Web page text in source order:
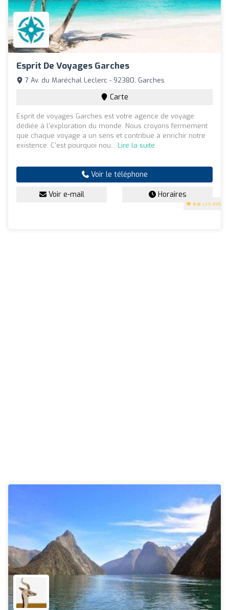
Esprit De Voyages Garches
4.6 (35 avis)
7 Av. du Maréchal Leclerc - 92380, Garches
Carte
Esprit de voyages Garches est votre agence de voyage
dédiée à l'exploration du monde. Nous croyons fermement
que chaque voyage a un sens et contribue à enrichir notre
existence. C'est pourquoi nou... Lire la suite
Voir le téléphone
Voir e-mail Horaires